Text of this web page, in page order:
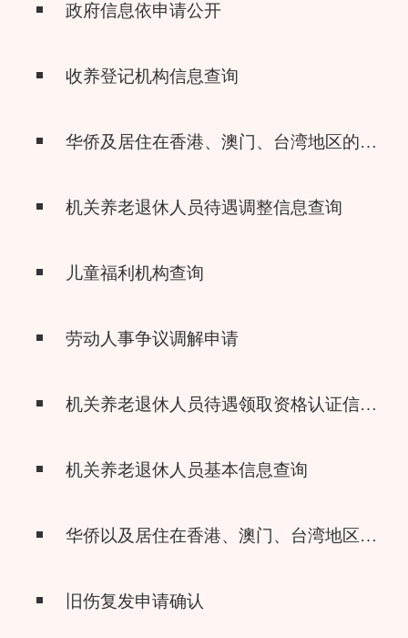
政府信息依申请公开
收养登记机构信息查询
华侨及居住在香港、澳门、台湾地区的中国公民在内地补领收养登记
机关养老退休人员待遇调整信息查询
儿童福利机构查询
劳动人事争议调解申请
机关养老退休人员待遇领取资格认证信息查询
机关养老退休人员基本信息查询
华侨以及居住在香港、澳门、台湾地区的中国公民在内地收养登记
旧伤复发申请确认